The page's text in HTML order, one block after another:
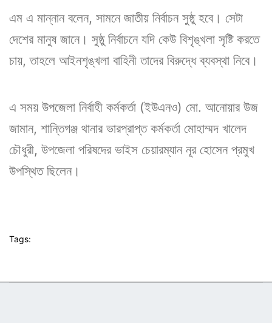
এম এ মান্নান বলেন, সামনে জাতীয় নির্বাচন সুষ্ঠু হবে। সেটা
দেশের মানুষ জানে। সুষ্ঠু নির্বাচনে যদি কেউ বিশৃঙ্খলা সৃষ্টি করতে
চায়, তাহলে আইনশৃঙ্খলা বাহিনী তাদের বিরুদ্ধে ব্যবস্থা নিবে।
এ সময় উপজেলা নির্বাহী কর্মকর্তা (ইউএনও) মো. আনোয়ার উজ
জামান, শান্তিগঞ্জ থানার ভারপ্রাপ্ত কর্মকর্তা মোহাম্মদ খালেদ
চৌধুরী, উপজেলা পরিষদের ভাইস চেয়ারম্যান নূর হোসেন প্রমুখ
উপস্থিত ছিলেন।
Tags: